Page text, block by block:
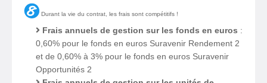
Durant la vie du contrat, les frais sont compétitifs !
Frais annuels de gestion sur les fonds en euros :
0,60% pour le fonds en euros Suravenir Rendement 2
et de 0,60% à 3% pour le fonds en euros Suravenir
Opportunités 2